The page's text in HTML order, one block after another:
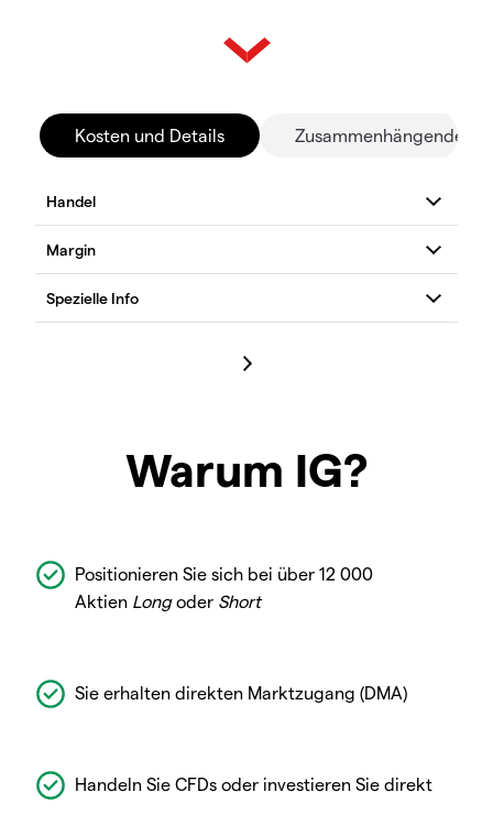
Kosten und Details Zusammenhängende
Warum IG?
Positionieren Sie sich bei über 12 000
Aktien Longoder Short
Sie erhalten direkten Marktzugang (DMA)
Handeln Sie CFDs oder investieren Sie direkt